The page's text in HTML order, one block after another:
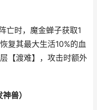
时，魔金蝉子获取1
复其最大生活10%的血
【渡难】，攻击时额外
兽）